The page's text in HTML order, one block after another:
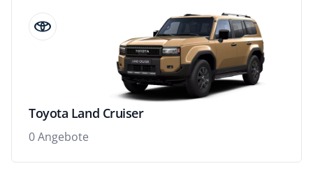
Toyota Land Cruiser
0 Angebote